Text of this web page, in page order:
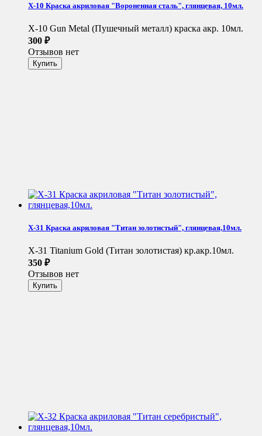
X-10 Краска акриловая "Вороненная сталь", глянцевая, 10мл.
X-10 Gun Metal (Пушечный металл) краска акр. 10мл.
300 ₽
Отзывов нет
X-31 Краска акриловая "Титан золотистый", глянцевая,10мл.
X-31 Titanium Gold (Титан золотистая) кр.акр.10мл.
350 ₽
Отзывов нет